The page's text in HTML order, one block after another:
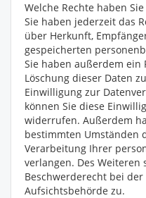
Welche Rechte haben
Sie haben jederzeit das
über Herkunft,
gespeicherten
Sie haben außerdem ein
Löschung dieser Daten
Einwilligung zur
können Sie diese
widerrufen. Außerdem
bestimmten Umständen
Verarbeitung Ihrer
verlangen. Des Weiteren
Beschwerderecht bei
Aufsichtsbehörde zu.